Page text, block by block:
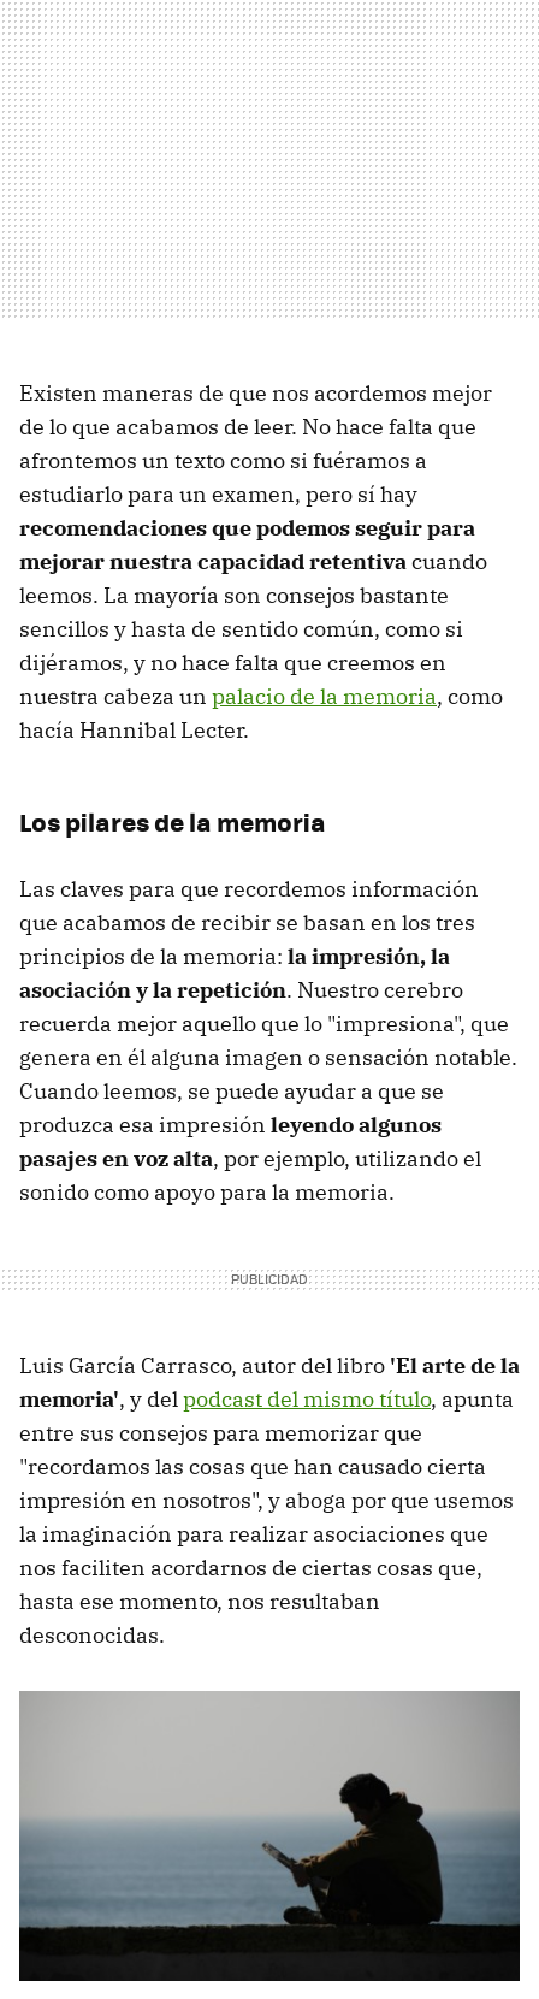
Existen maneras de que nos acordemos mejor
de lo que acabamos de leer. No hace falta que
afrontemos un texto como si fuéramos a
estudiarlo para un examen, pero sí hay
recomendaciones que podemos seguir para
mejorar nuestra capacidad retentivacuando
leemos. La mayoría son consejos bastante
sencillos y hasta de sentido común, como si
dijéramos, y no hace falta que creemos en
nuestra cabeza un palacio de la memoria, como
hacía Hannibal Lecter.
Los pilares de la memoria
Las claves para que recordemos información
que acabamos de recibir se basan en los tres
principios de la memoria: la impresión, la
asociación y la repetición. Nuestro cerebro
recuerda mejor aquello que lo "impresiona", que
genera en él alguna imagen o sensación notable.
Cuando leemos, se puede ayudar a que se
produzca esa impresión leyendo algunos
pasajes en voz alta, por ejemplo, utilizando el
sonido como apoyo para la memoria.
Luis García Carrasco, autor del libro 'El arte de la
memoria', y delpodcast del mismo título, apunta
entre sus consejos para memorizar que
"recordamos las cosas que han causado cierta
impresión en nosotros", y aboga por que usemos
la imaginación para realizar asociaciones que
nos faciliten acordarnos de ciertas cosas que,
hasta ese momento, nos resultaban
desconocidas.